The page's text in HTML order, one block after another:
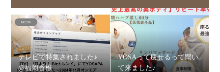
テレビで特集されました♪
@福岡香椎
YOSAって痩せるって聞い
て来ました♪